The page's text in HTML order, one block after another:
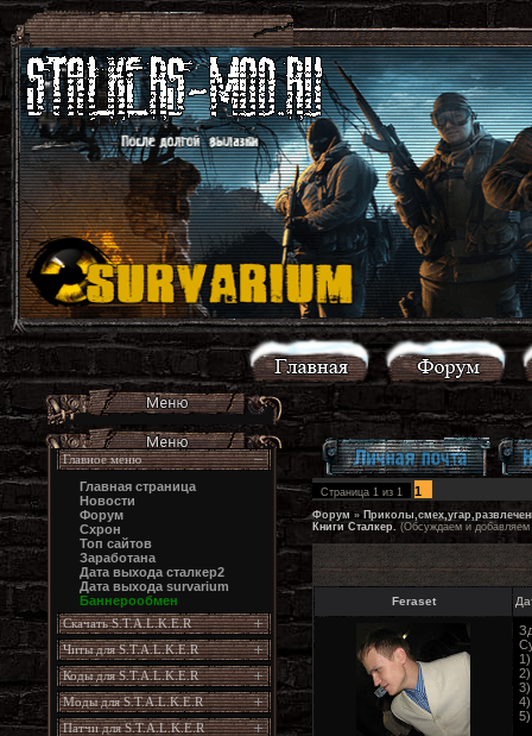
Главное меню
Главная страница
Новости
Форум
Схрон
Топ сайтов
Заработана
Дата выхода сталкер2
Дата выхода survarium
Баннерообмен
Скачать S.T.A.L.K.E.R
Читы для S.T.A.L.K.E.R
Коды для S.T.A.L.K.E.R
Моды для S.T.A.L.K.E.R
Патчи для S.T.A.L.K.E.R
Страница 1 из 1 1
Форум »
Книги Сталкер. (Обсуждаем и добавляем
Feraset
4)